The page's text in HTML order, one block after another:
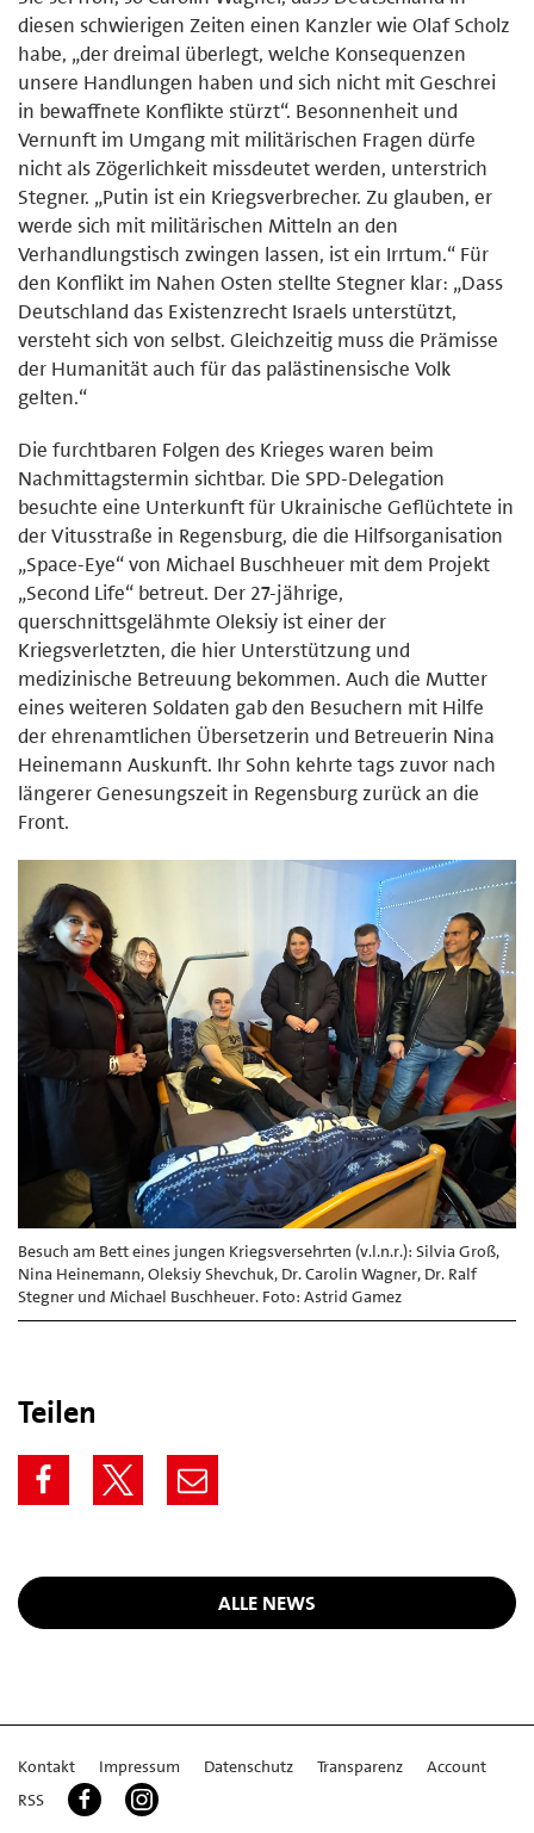
diesen schwierigen Zeiten einen Kanzler wie Olaf Scholz
habe, „der dreimal überlegt, welche Konsequenzen
unsere Handlungen haben und sich nicht mit Geschrei
in bewaffnete Konflikte stürzt“. Besonnenheit und
Vernunft im Umgang mit militärischen Fragen dürfe
nicht als Zögerlichkeit missdeutet werden, unterstrich
Stegner. „Putin ist ein Kriegsverbrecher. Zu glauben, er
werde sich mit militärischen Mitteln an den
Verhandlungstisch zwingen lassen, ist ein Irrtum.“ Für
den Konflikt im Nahen Osten stellte Stegner klar: „Dass
Deutschland das Existenzrecht Israels unterstützt,
versteht sich von selbst. Gleichzeitig muss die Prämisse
der Humanität auch für das palästinensische Volk
gelten.“
Die furchtbaren Folgen des Krieges waren beim
Nachmittagstermin sichtbar. Die SPD-Delegation
besuchte eine Unterkunft für Ukrainische Geflüchtete in
der Vitusstraße in Regensburg, die die Hilfsorganisation
„Space-Eye“ von Michael Buschheuer mit dem Projekt
„Second Life“ betreut. Der 27-jährige,
querschnittsgelähmte Oleksiy ist einer der
Kriegsverletzten, die hier Unterstützung und
medizinische Betreuung bekommen. Auch die Mutter
eines weiteren Soldaten gab den Besuchern mit Hilfe
der ehrenamtlichen Übersetzerin und Betreuerin Nina
Heinemann Auskunft. Ihr Sohn kehrte tags zuvor nach
längerer Genesungszeit in Regensburg zurück an die
Front.
Besuch am Bett eines jungen Kriegsversehrten (v.l.n.r.): Silvia Groß,
Nina Heinemann, Oleksiy Shevchuk, Dr. Carolin Wagner, Dr. Ralf
Stegner und Michael Buschheuer. Foto: Astrid Gamez
Teilen
ALLE NEWS
Kontakt Impressum Datenschutz Transparenz
Account
RSS